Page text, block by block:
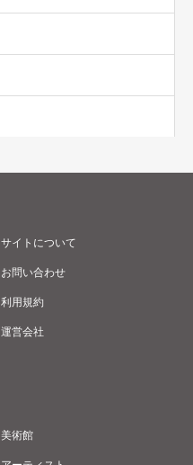
サイトについて
お問い合わせ
利用規約
運営会社
美術館